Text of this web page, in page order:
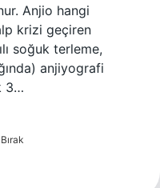
Anjio hangi
krizi geçiren
soğuk terleme,
anjiyografi
3…